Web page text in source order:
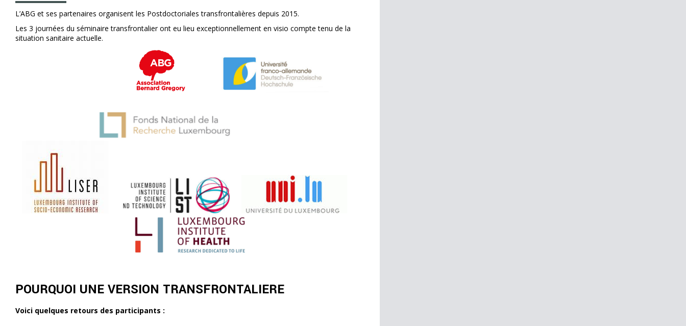
L’ABG et ses partenaires organisent les Postdoctoriales transfrontalières depuis 2015.
Les 3 journées du séminaire transfrontalier ont eu lieu exceptionnellement en visio compte tenu de la
situation sanitaire actuelle.
POURQUOI UNE VERSION TRANSFRONTALIERE
Voici quelques retours des participants :